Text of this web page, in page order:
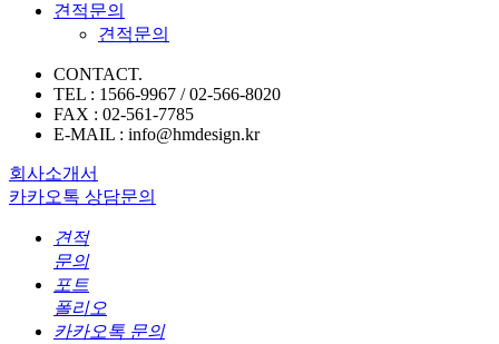
견적문의
견적문의
CONTACT.
TEL : 1566-9967 / 02-566-8020
FAX : 02-561-7785
E-MAIL : info@hmdesign.kr
회사소개서
카카오톡 상담문의
견적
문의
포트
폴리오
카카오톡 문의